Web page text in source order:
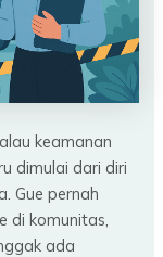
keamanan
dimulai dari diri
Gue pernah
di komunitas,
ada